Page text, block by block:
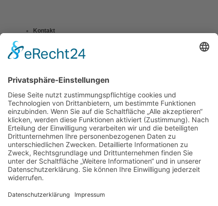
Kontakt
Datenschutzerklärung
Umsetzung:DOUBLE-A-DESIGN
Suche